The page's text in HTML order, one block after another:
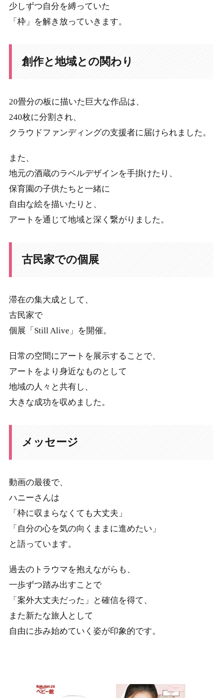
少しずつ自分を縛っていた
「枠」を解き放っていきます。
創作と地域との関わり
20畳分の板に描いた巨大な作品は、
240枚に分割され、
クラウドファンディングの支援者に届けられました。
また、
地元の酒蔵のラベルデザインを手掛けたり、
保育園の子供たちと一緒に
自由な絵を描いたりと、
アートを通じて地域と深く繋がりました。
古民家での個展
滞在の集大成として、
古民家で
個展「Still Alive」を開催。
日常の空間にアートを展示することで、
アートをより身近なものとして
地域の人々と共有し、
大きな成功を収めました。
メッセージ
動画の最後で、
ハニーさんは
「枠に収まらなくても大丈夫」
「自分の心を気の向くままに進めたい」
と語っています。
過去のトラウマを抱えながらも、
一歩ずつ踏み出すことで
「案外大丈夫だった」と確信を得て、
また新たな旅人として
自由に歩み始めていく姿が印象的です。